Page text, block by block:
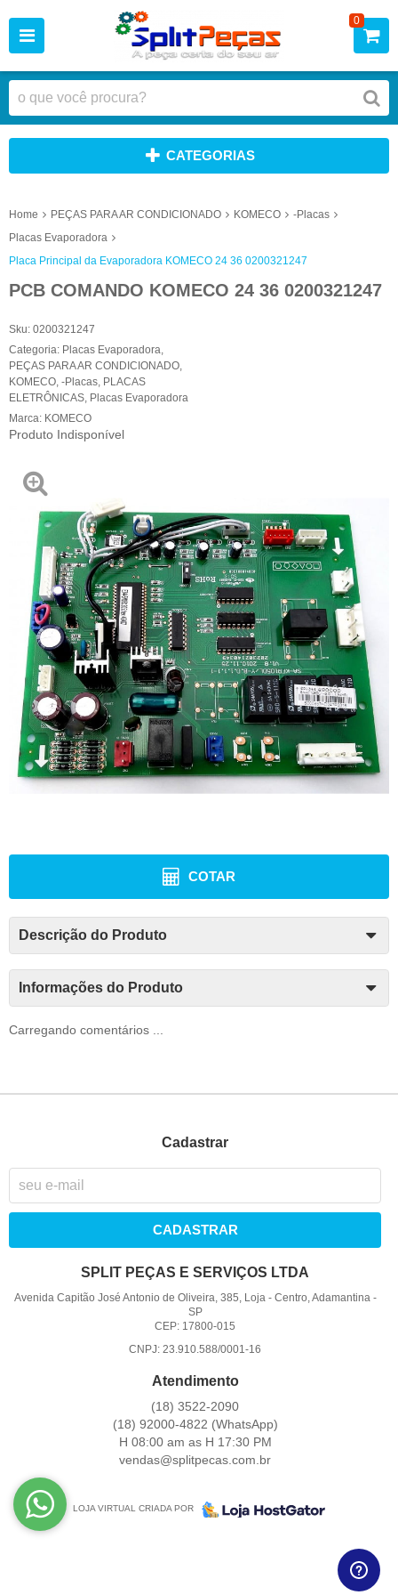
0
CATEGORIAS
Home PEÇAS PARA AR CONDICIONADO KOMECO
-Placas
Placas Evaporadora
Placa Principal da Evaporadora KOMECO 24 36 0200321247
PCB COMANDO KOMECO 24 36 0200321247
Sku: 0200321247
Categoria: Placas Evaporadora
PEÇAS PARA AR CONDICIONADO
KOMECO -Placas PLACAS
ELETRÔNICAS Placas Evaporadora
Marca: KOMECO
Produto Indisponível
COTAR
Descrição do Produto
Informações do Produto
Carregando comentários ...
Cadastrar
CADASTRAR
SPLIT PEÇAS E SERVIÇOS LTDA
Avenida Capitão José Antonio de Oliveira, 385, Loja- Centro, Adamantina-
SP
CEP: 17800-015
CNPJ: 23.910.588/0001-16
Atendimento
(18) 3522-2090
(18) 92000-4822 (WhatsApp)
H 08:00 am as H 17:30 PM
vendas@splitpecas.com.br
LOJA VIRTUAL CRIADA POR